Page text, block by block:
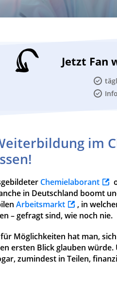
Jetzt Fan
im
Chemielaborant
in Deutschland boomt
Arbeitsmarkt
, in
– gefragt sind, wie noch nie.
Möglichkeiten hat man,
ersten Blick glauben
zumindest in Teilen,